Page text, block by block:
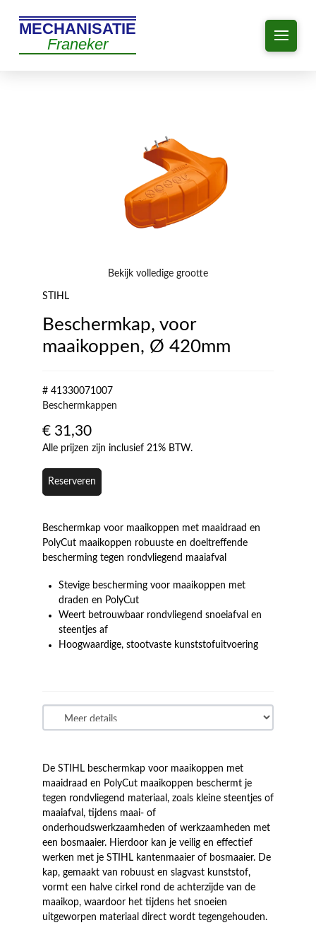
MECHANISATIE
Franeker
Bekijk volledige grootte
STIHL
Beschermkap, voor
maaikoppen, Ø 420mm
# 41330071007
Beschermkappen
€ 31,30
Alle prijzen zijn inclusief 21% BTW.
Reserveren
Beschermkap voor maaikoppen met maaidraad en
PolyCut maaikoppen robuuste en doeltreffende
bescherming tegen rondvliegend maaiafval
Stevige bescherming voor maaikoppen met
draden en PolyCut
Weert betrouwbaar rondvliegend snoeiafval en
steentjes af
Hoogwaardige, stootvaste kunststofuitvoering
De STIHL beschermkap voor maaikoppen met
maaidraad en PolyCut maaikoppen beschermt je
tegen rondvliegend materiaal, zoals kleine steentjes of
maaiafval, tijdens maai- of
onderhoudswerkzaamheden of werkzaamheden met
een bosmaaier. Hierdoor kan je veilig en effectief
werken met je STIHL kantenmaaier of bosmaaier. De
kap, gemaakt van robuust en slagvast kunststof,
vormt een halve cirkel rond de achterzijde van de
maaikop, waardoor het tijdens het snoeien
uitgeworpen materiaal direct wordt tegengehouden.